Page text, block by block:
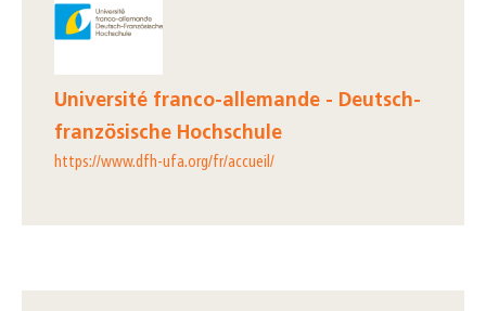
Université franco-allemande - Deutsch-
französische Hochschule
https://www.dfh-ufa.org/fr/accueil/